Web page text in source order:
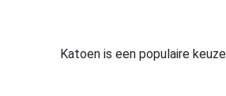
Katoen is een populaire